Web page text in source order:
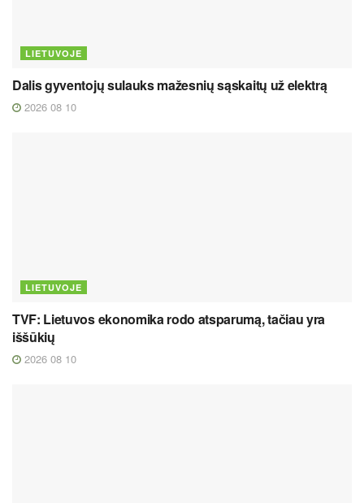
LIETUVOJE
Dalis gyventojų sulauks mažesnių sąskaitų už elektrą
2026 08 10
LIETUVOJE
TVF: Lietuvos ekonomika rodo atsparumą, tačiau yra
iššūkių
2026 08 10